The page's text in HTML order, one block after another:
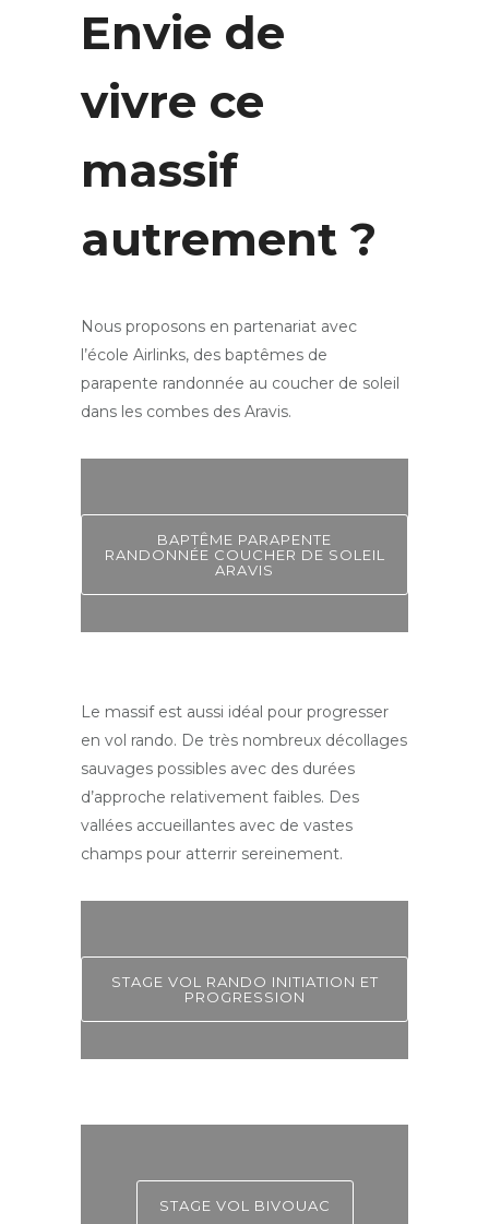
Envie de
vivre ce
massif
autrement ?
Nous proposons en partenariat avec
l’école Airlinks, des baptêmes de
parapente randonnée au coucher de soleil
dans les combes des Aravis.
BAPTÊME PARAPENTE
RANDONNÉE COUCHER DE SOLEIL
ARAVIS
Le massif est aussi idéal pour progresser
en vol rando. De très nombreux décollages
sauvages possibles avec des durées
d’approche relativement faibles. Des
vallées accueillantes avec de vastes
champs pour atterrir sereinement.
STAGE VOL RANDO INITIATION ET
PROGRESSION
STAGE VOL BIVOUAC